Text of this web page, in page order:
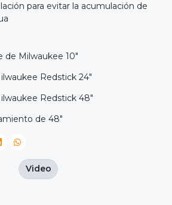
para evitar la acumulación de
de Milwaukee 10"
Redstick 24"
Redstick 48"
de 48"
Video